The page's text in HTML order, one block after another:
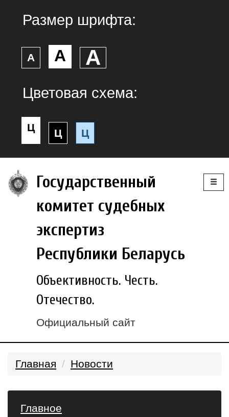
Размер шрифта:
А А А
Цветовая схема:
Ц Ц Ц
Государственный
комитет судебных
экспертиз
Республики Беларусь
Объективность. Честь.
Отечество.
Официальный сайт
Главная Новости
Главное